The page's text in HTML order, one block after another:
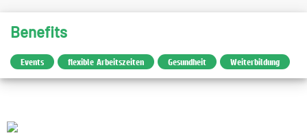
Benefits
Events flexible Arbeitszeiten Gesundheit Weiterbildung